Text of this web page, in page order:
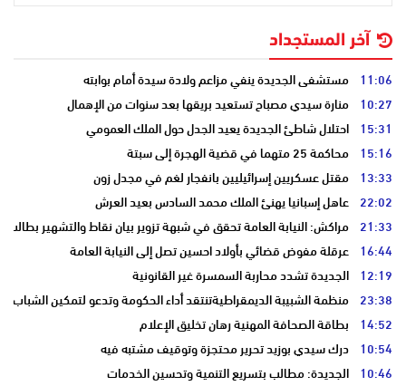
آخر المستجداد
11:06 مستشفى الجديدة ينفي مزاعم ولادة سيدة أمام بوابته
10:27 منارة سيدي مصباح تستعيد بريقها بعد سنوات من الإهمال
15:31 احتلال شاطئ الجديدة يعيد الجدل حول الملك العمومي
15:16 محاكمة 25 متهما في قضية الهجرة إلى سبتة
13:33 مقتل عسكريين إسرائيليين بانفجار لغم في مجدل زون
22:02 عاهل إسبانيا يهنئ الملك محمد السادس بعيد العرش
21:33 مراكش: النيابة العامة تحقق في شبهة تزوير بيان نقاط والتشهير بطالب
16:44 عرقلة مفوض قضائي بأولاد احسين تصل إلى النيابة العامة
12:19 الجديدة تشدد محاربة السمسرة غير القانونية
23:38 منظمة الشبيبة الديمقراطيةتنتقد أداء الحكومة وتدعو لتمكين الشباب
14:52 بطاقة الصحافة المهنية رهان تخليق الإعلام
10:54 درك سيدي بوزيد تحرير محتجزة وتوقيف مشتبه فيه
10:46 الجديدة: مطالب بتسريع التنمية وتحسين الخدمات